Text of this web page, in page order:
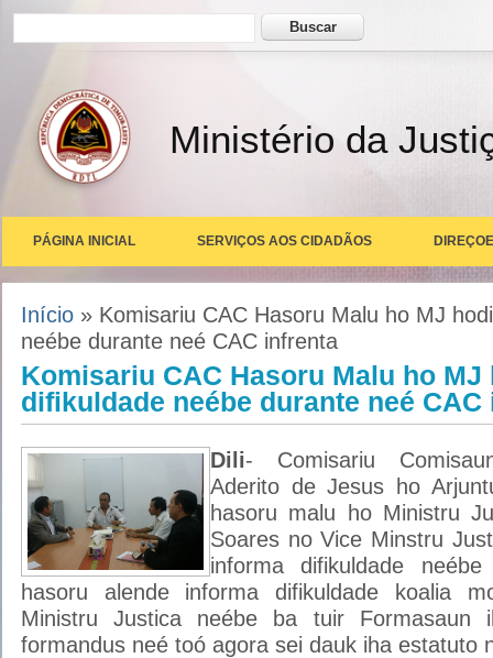
Formulário de busca Buscar
Ministério da
PÁGINA INICIAL SERVIÇOS AOS CIDADÃOS
Você está aqui
Início » Komisariu CAC Hasoru Malu ho MJ
neébe durante neé CAC infrenta
Komisariu CAC Hasoru Malu ho
difikuldade neébe durante neé CAC
Dili- Comisariu
Aderito de Jesus ho
hasoru malu ho Ministru
Soares no Vice Minstru
informa difikuldade
hasoru alende informa difikuldade koalia
Ministru Justica neébe ba tuir Formasaun
formandus neé toó agora sei dauk iha estatuto